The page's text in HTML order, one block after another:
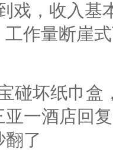
戏，收入基
工作量断崖
碰坏纸巾盒
亚一酒店回
翻了